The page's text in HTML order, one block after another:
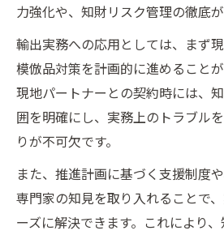
力強化や、知財リスク管理の徹底が
輸出実務への応用としては、まず
模倣品対策を計画的に進めることが
現地パートナーとの契約時には、
囲を明確にし、実務上のトラブル
りが不可欠です。
また、推進計画に基づく支援制度
専門家の知見を取り入れることで
ーズに解決できます。これにより